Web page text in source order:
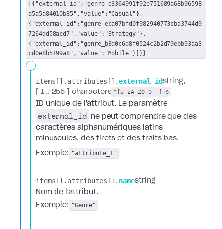
[{"external_id":"genre_e3364991f92e751689a68b96598
a5a5a84010b85","value":"Casual"},
{"external_id":"genre_eba07bfd0f982940773cba3744d9
7264dd58acd7","value":"Strategy"},
{"external_id":"genre_b8d0c6d8f0524c2b2d79ebb93aa3
cd0e8b5199a8","value":"Mobile"}]}}
-
items[].​ attributes[].​external_idstring
[ 1 .. 255 ] characters ^[a-zA-Z0-9-_]+$
ID unique de l'attribut. Le paramètre
external_id
ne peut comprendre que des
caractères alphanumériques latins
minuscules, des tirets et des traits bas.
Exemple: "attribute_1"
items[].​ attributes[].​ namestring
Nom de l'attribut.
Exemple: "Genre"